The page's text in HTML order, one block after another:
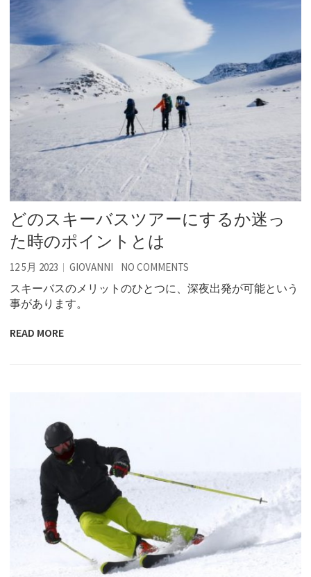
どのスキーバスツアーにするか迷っ
た時のポイントとは
12 5月 2023 GIOVANNI NO COMMENTS
スキーバスのメリットのひとつに、深夜出発が可能という
事があります。
READ MORE